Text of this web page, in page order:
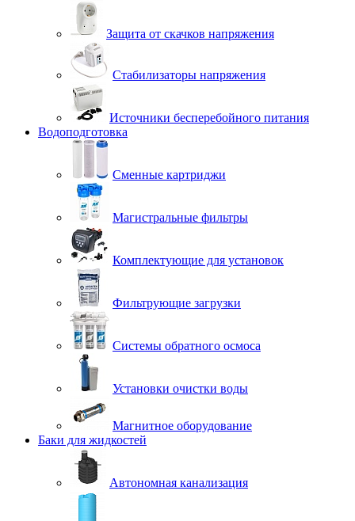
Защита от скачков напряжения
Стабилизаторы напряжения
Источники бесперебойного питания
Водоподготовка
Сменные картриджи
Магистральные фильтры
Комплектующие для установок
Фильтрующие загрузки
Системы обратного осмоса
Установки очистки воды
Магнитное оборудование
Баки для жидкостей
Автономная канализация